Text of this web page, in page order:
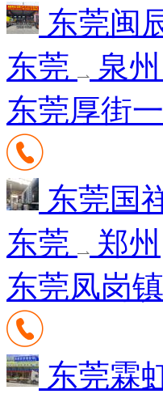
东莞闽
东莞
泉
东莞厚街
东莞国
东莞
郑州
东莞凤岗
东莞霖